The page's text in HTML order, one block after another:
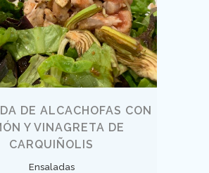
DE ALCACHOFAS CON
Y VINAGRETA DE
CARQUIÑOLIS
Ensaladas